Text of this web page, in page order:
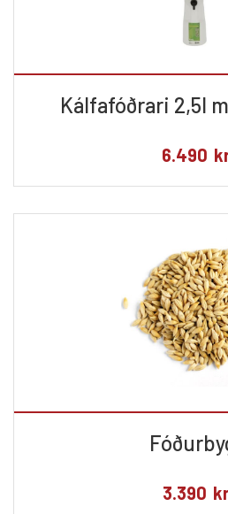
Kálfafóðrari 2,5l
6.490
3.390